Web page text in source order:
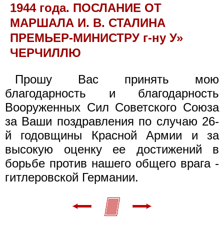
1944 года. ПОСЛАНИЕ ОТ
МАРШАЛА И. В. СТАЛИНА
ПРЕМЬЕР-МИНИСТРУ г-ну У»
ЧЕРЧИЛЛЮ
Прошу Вас принять мою
благодарность и благодарность
Вооруженных Сил Советского Союза
за Ваши поздравления по случаю 26-
й годовщины Красной Армии и за
высокую оценку ее достижений в
борьбе против нашего общего врага -
гитлеровской Германии.